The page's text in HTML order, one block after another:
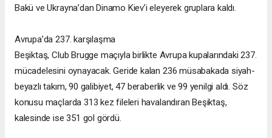
Bakü ve Ukrayna’dan Dinamo Kiev’i eleyerek gruplara kaldı.
Avrupa’da 237. karşılaşma
Beşiktaş, Club Brugge maçıyla birlikte Avrupa kupalarındaki 237.
mücadelesini oynayacak. Geride kalan 236 müsabakada siyah-
beyazlı takım, 90 galibiyet, 47 beraberlik ve 99 yenilgi aldı. Söz
konusu maçlarda 313 kez fileleri havalandıran Beşiktaş,
kalesinde ise 351 gol gördü.